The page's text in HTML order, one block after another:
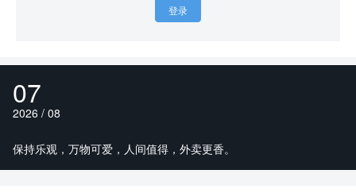
登录
07
2026 / 08
保持乐观，万物可爱，人间值得，外卖更香。